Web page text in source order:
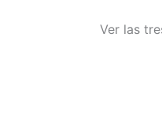
Ver las